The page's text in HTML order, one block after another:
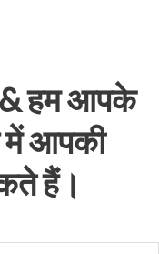
हम आपके
में आपकी
हैं।